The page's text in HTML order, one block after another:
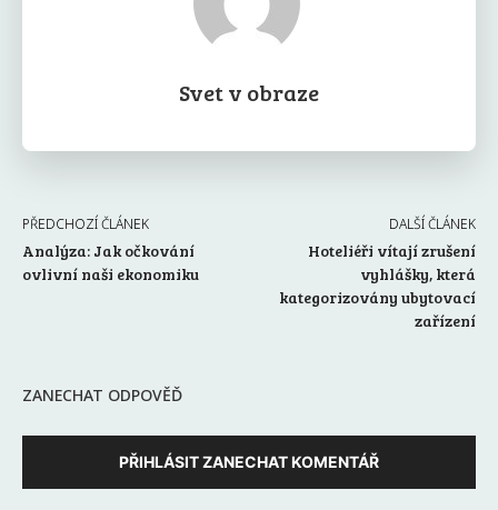
Svet v obraze
PŘEDCHOZÍ ČLÁNEK
Analýza: Jak očkování
ovlivní naši ekonomiku
DALŠÍ ČLÁNEK
Hoteliéři vítají zrušení
vyhlášky, která
kategorizovány ubytovací
zařízení
ZANECHAT ODPOVĚĎ
PŘIHLÁSIT ZANECHAT KOMENTÁŘ